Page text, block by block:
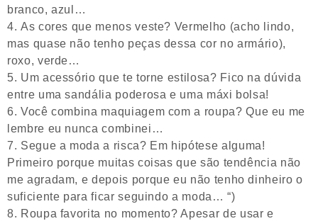
branco, azul…
As cores que menos veste? Vermelho (acho lindo,
mas quase não tenho peças dessa cor no armário),
roxo, verde…
Um acessório que te torne estilosa? Fico na dúvida
entre uma sandália poderosa e uma máxi bolsa!
Você combina maquiagem com a roupa? Que eu me
lembre eu nunca combinei…
Segue a moda a risca? Em hipótese alguma!
Primeiro porque muitas coisas que são tendência não
me agradam, e depois porque eu não tenho dinheiro o
suficiente para ficar seguindo a moda… “)
Roupa favorita no momento? Apesar de usar e